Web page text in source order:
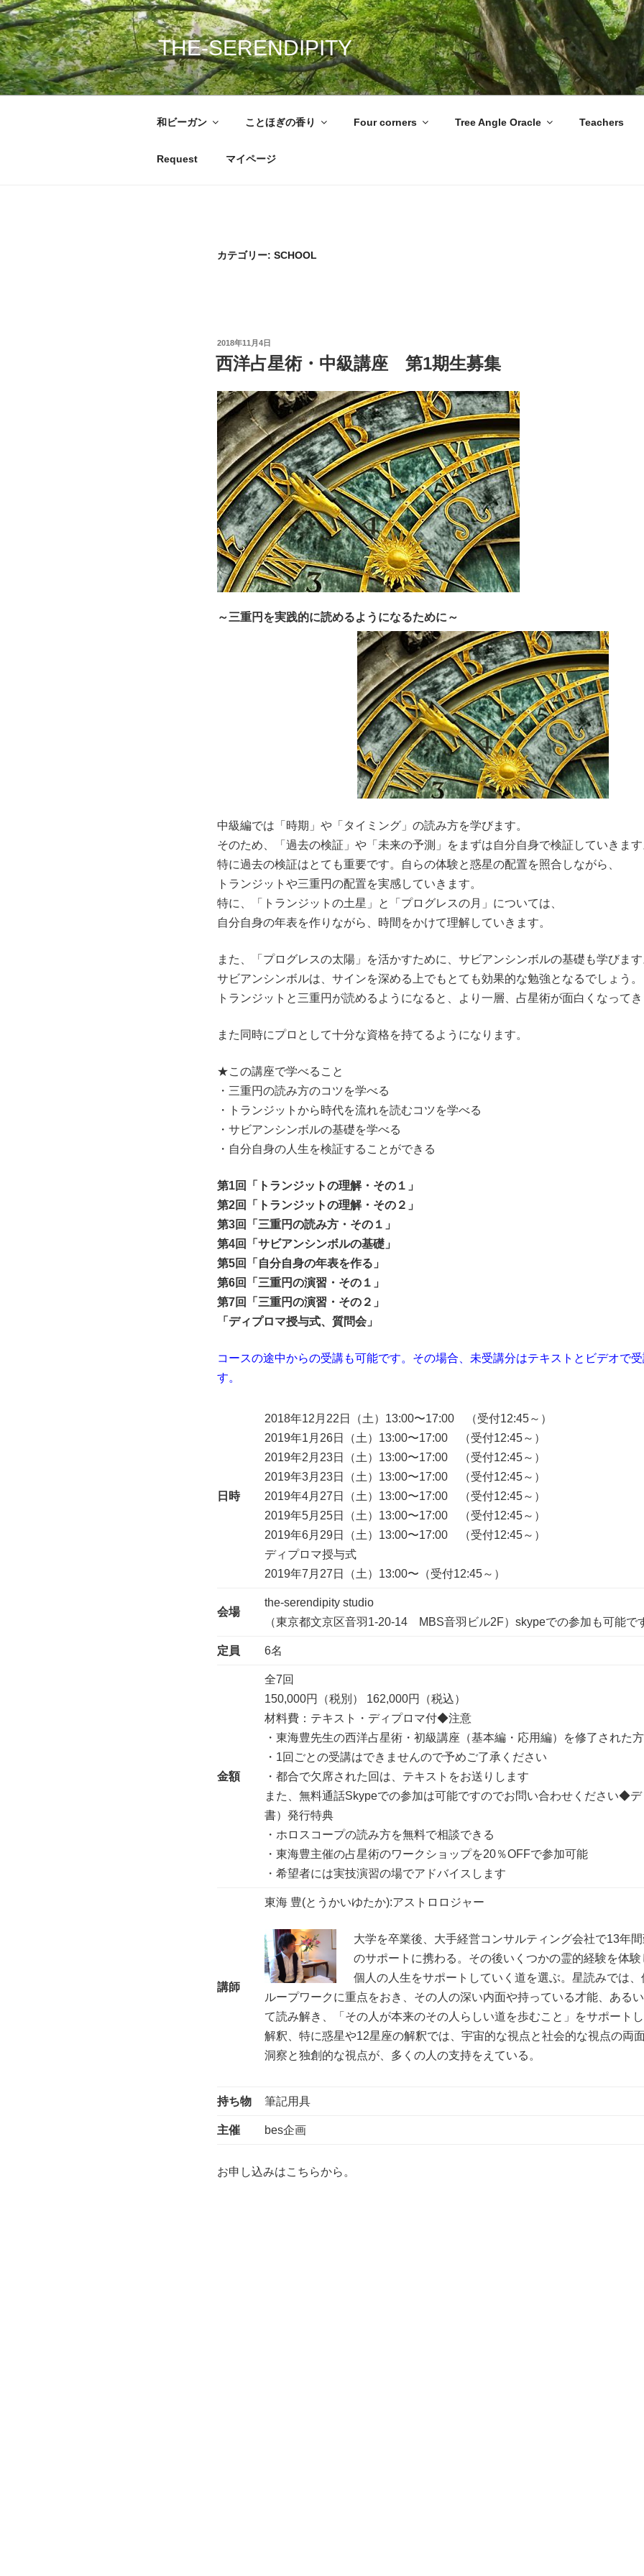
コ
ン
テ
ン
ツ
THE-SERENDIPITY
和ビーガン ことほぎの香り Four corners Tree Angle Oracle Teachers
Request マイページ
カテゴリー: SCHOOL
投
稿
日:
2018年11月4日
西洋占星術・中級講座 第1期生募集
～三重円を実践的に読めるようになるために～
中級編では「時期」や「タイミング」の読み方を学びます。
そのため、「過去の検証」や「未来の予測」をまずは自分自身で検証していきま
特に過去の検証はとても重要です。自らの体験と惑星の配置を照合しながら、
トランジットや三重円の配置を実感していきます。
特に、「トランジットの土星」と「プログレスの月」については、
自分自身の年表を作りながら、時間をかけて理解していきます。
また、「プログレスの太陽」を活かすために、サビアンシンボルの基礎も学びま
サビアンシンボルは、サインを深める上でもとても効果的な勉強となるでしょう。
トランジットと三重円が読めるようになると、より一層、占星術が面白くなって
また同時にプロとして十分な資格を持てるようになります。
★この講座で学べること
・三重円の読み方のコツを学べる
・トランジットから時代を流れを読むコツを学べる
・サビアンシンボルの基礎を学べる
・自分自身の人生を検証することができる
第1回「トランジットの理解・その１」
第2回「トランジットの理解・その２」
第3回「三重円の読み方・その１」
第4回「サビアンシンボルの基礎」
第5回「自分自身の年表を作る」
第6回「三重円の演習・その１」
第7回「三重円の演習・その２」
「ディプロマ授与式、質問会」
コースの途中からの受講も可能です。その場合、未受講分はテキストとビデオで
す。
日時
2018年12月22日（土）13:00〜17:00 （受付12:45～）
2019年1月26日（土）13:00〜17:00 （受付12:45～）
2019年2月23日（土）13:00〜17:00 （受付12:45～）
2019年3月23日（土）13:00〜17:00 （受付12:45～）
2019年4月27日（土）13:00〜17:00 （受付12:45～）
2019年5月25日（土）13:00〜17:00 （受付12:45～）
2019年6月29日（土）13:00〜17:00 （受付12:45～）
ディプロマ授与式
2019年7月27日（土）13:00〜（受付12:45～）
会場
the-serendipity studio
（東京都文京区音羽1-20-14 MBS音羽ビル2F）skypeでの参加も可能で
定員 6名
金額
全7回
150,000円（税別） 162,000円（税込）
材料費：テキスト・ディプロマ付◆注意
・東海豊先生の西洋占星術・初級講座（基本編・応用編）を修了された
・1回ごとの受講はできませんので予めご了承ください
・都合で欠席された回は、テキストをお送りします
また、無料通話Skypeでの参加は可能ですのでお問い合わせください◆
書）発行特典
・ホロスコープの読み方を無料で相談できる
・東海豊主催の占星術のワークショップを20％OFFで参加可能
・希望者には実技演習の場でアドバイスします
講師
東海 豊(とうかいゆたか):アストロロジャー
大学を卒業後、大手経営コンサルティング会社で13年
のサポートに携わる。その後いくつかの霊的経験を体
個人の人生をサポートしていく道を選ぶ。星読みでは
ループワークに重点をおき、その人の深い内面や持っている才能、ある
て読み解き、「その人が本来のその人らしい道を歩むこと」をサポート
解釈、特に惑星や12星座の解釈では、宇宙的な視点と社会的な視点の両
洞察と独創的な視点が、多くの人の支持をえている。
持ち物 筆記用具
主催 bes企画
お申し込みはこちらから。